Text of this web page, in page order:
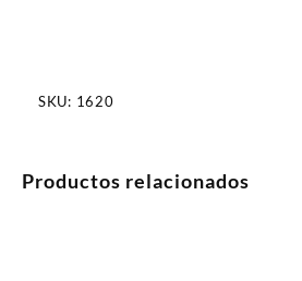
SKU: 1620
Productos relacionados